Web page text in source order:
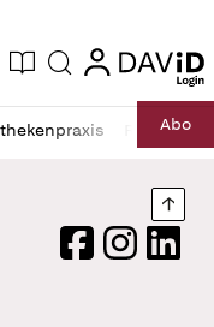
Ausgabe
Suche login
RechtAbo
FacebookInstagram